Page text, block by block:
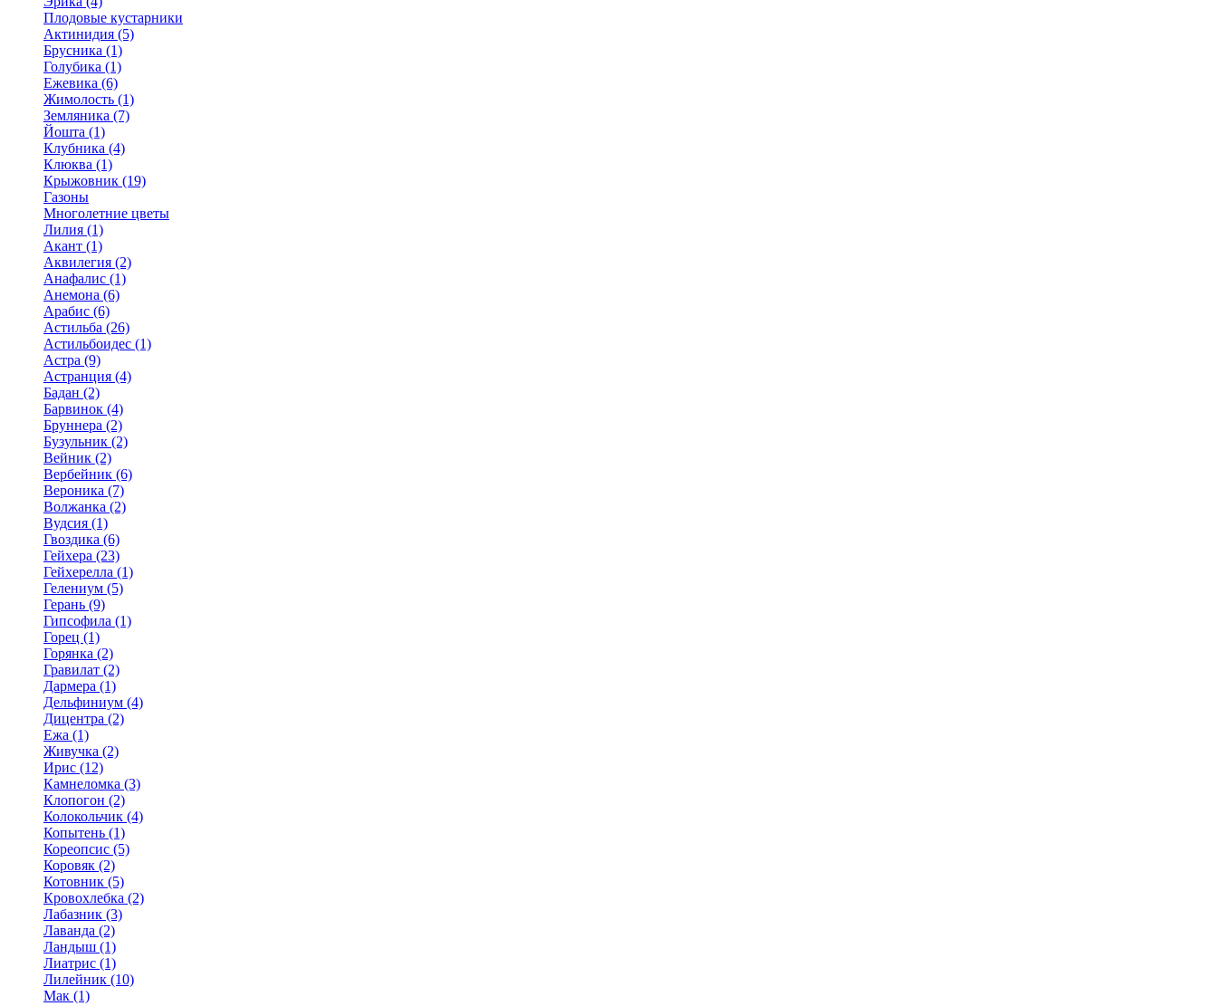
Плодовые кустарники
Актинидия (5)
Брусника (1)
Голубика (1)
Ежевика (6)
Жимолость (1)
Земляника (7)
Йошта (1)
Клубника (4)
Клюква (1)
Крыжовник (19)
Газоны
Многолетние цветы
Лилия (1)
Акант (1)
Аквилегия (2)
Анафалис (1)
Анемона (6)
Арабис (6)
Астильба (26)
Астильбоидес (1)
Астра (9)
Астранция (4)
Бадан (2)
Барвинок (4)
Бруннера (2)
Бузульник (2)
Вейник (2)
Вербейник (6)
Вероника (7)
Волжанка (2)
Вудсия (1)
Гвоздика (6)
Гейхера (23)
Гейхерелла (1)
Гелениум (5)
Герань (9)
Гипсофила (1)
Горец (1)
Горянка (2)
Гравилат (2)
Дармера (1)
Дельфиниум (4)
Дицентра (2)
Ежа (1)
Живучка (2)
Ирис (12)
Камнеломка (3)
Клопогон (2)
Колокольчик (4)
Копытень (1)
Кореопсис (5)
Коровяк (2)
Котовник (5)
Кровохлебка (2)
Лабазник (3)
Лаванда (2)
Ландыш (1)
Лиатрис (1)
Лилейник (10)
Мак (1)